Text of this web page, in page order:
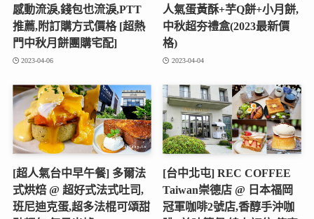
感動流淚,錢包也流淚,PTT
推薦,附訂購方式價格 [超熱
門中秋月餅團購宅配]
2023-04-06
人氣蛋黃酥+芋Q餅+小月餅,
中秋超夯禮盒(2023最新價
格)
2023-04-04
[超人氣台中早午餐] 多爾法
式烘焙 @ 超好式法式吐司,
班尼迪克蛋,超多法棍可頌甜
[台中北屯] REC COFFEE
Taiwan崇德店 @ 日本福岡
冠軍咖啡2號店,香醇手沖咖